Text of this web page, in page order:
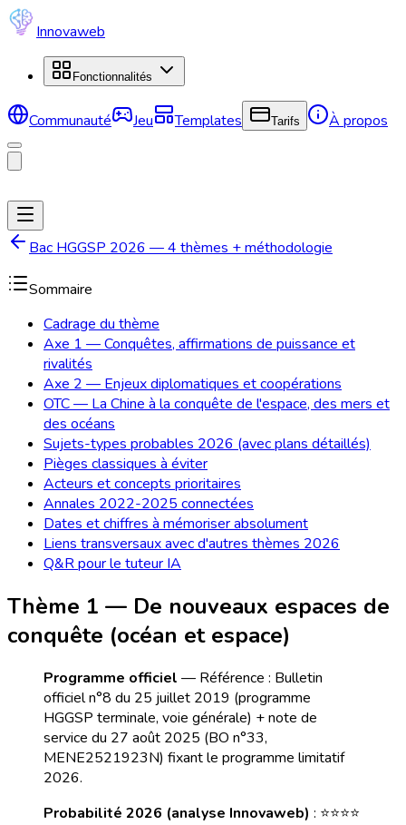
Innovaweb
Fonctionnalités
Communauté Jeu Templates Tarifs À propos
Bac HGGSP 2026 — 4 thèmes + méthodologie
Sommaire
Cadrage du thème
Axe 1 — Conquêtes, affirmations de puissance et
rivalités
Axe 2 — Enjeux diplomatiques et coopérations
OTC — La Chine à la conquête de l'espace, des mers et
des océans
Sujets-types probables 2026 (avec plans détaillés)
Pièges classiques à éviter
Acteurs et concepts prioritaires
Annales 2022-2025 connectées
Dates et chiffres à mémoriser absolument
Liens transversaux avec d'autres thèmes 2026
Q&R pour le tuteur IA
Thème 1 — De nouveaux espaces de
conquête (océan et espace)
Programme officiel — Référence : Bulletin
officiel n°8 du 25 juillet 2019 (programme
HGGSP terminale, voie générale) + note de
service du 27 août 2025 (BO n°33,
MENE2521923N) fixant le programme limitatif
2026.
Probabilité 2026 (analyse Innovaweb) : ⭐⭐⭐⭐